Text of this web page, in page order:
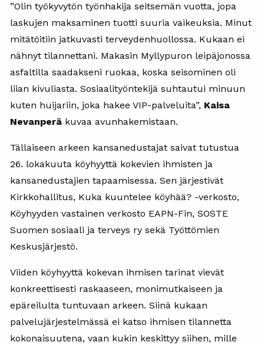
”Olin työkyvytön työnhakija seitsemän vuotta, jopa
laskujen maksaminen tuotti suuria vaikeuksia. Minut
mitätöitiin jatkuvasti terveydenhuollossa. Kukaan ei
nähnyt tilannettani. Makasin Myllypuron leipäjonossa
asfaltilla saadakseni ruokaa, koska seisominen oli
liian kivuliasta. Sosiaalityöntekijä suhtautui minuun
kuten huijariin, joka hakee VIP-palveluita”, Kaisa
Nevanperä kuvaa avunhakemistaan.
Tällaiseen arkeen kansanedustajat saivat tutustua
26. lokakuuta köyhyyttä kokevien ihmisten ja
kansanedustajien tapaamisessa. Sen järjestivät
Kirkkohallitus, Kuka kuuntelee köyhää? -verkosto,
Köyhyyden vastainen verkosto EAPN-Fin, SOSTE
Suomen sosiaali ja terveys ry sekä Työttömien
Keskusjärjestö.
Viiden köyhyyttä kokevan ihmisen tarinat vievät
konkreettisesti raskaaseen, monimutkaiseen ja
epäreilulta tuntuvaan arkeen. Siinä kukaan
palvelujärjestelmässä ei katso ihmisen tilannetta
kokonaisuutena, vaan kukin keskittyy siihen, mille